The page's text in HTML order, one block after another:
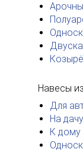
Навесы
Для
На дачу
К дому